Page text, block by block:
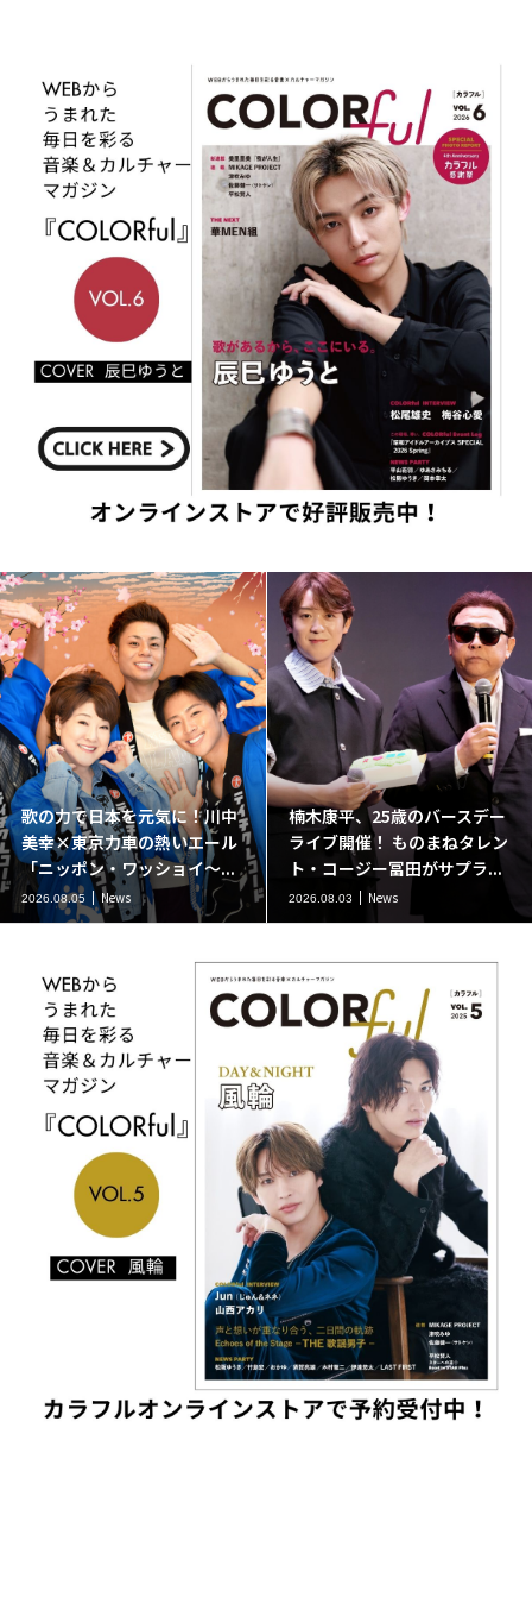
歌の力で日本を元気に！川中
美幸×東京力車の熱いエール
「ニッポン・ワッショイ～...
2026.08.05 News
楠木康平、25歳のバースデー
ライブ開催！ ものまねタレン
ト・コージー冨田がサプラ...
2026.08.03 News